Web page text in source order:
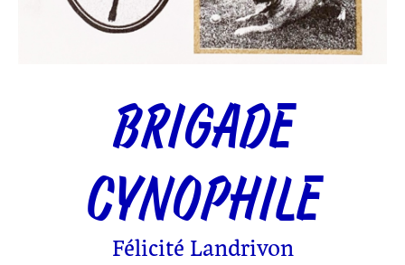
BRIGADE
CYNOPHILE
Félicité Landrivon